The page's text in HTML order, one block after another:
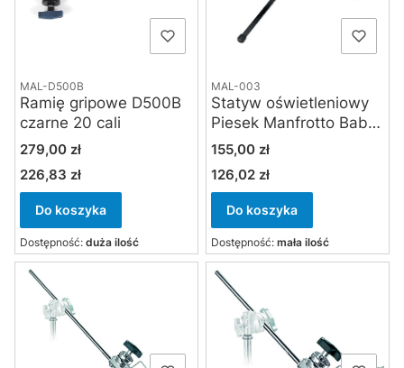
MAL-D500B
Ramię gripowe D500B
czarne 20 cali
Cena
279,00 zł
Cena
226,83 zł
Do koszyka
Dostępność: duża ilość
MAL-003
Statyw oświetleniowy
Piesek Manfrotto Baby
Lightweight 003
Cena
155,00 zł
Cena
126,02 zł
Do koszyka
Dostępność: mała ilość